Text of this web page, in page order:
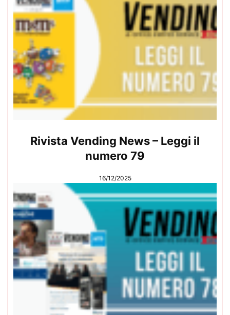
Rivista Vending News – Leggi il
numero 79
16/12/2025